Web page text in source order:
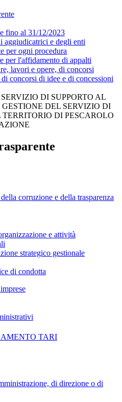
fino al 31/12/2023
aggiudicatrici e degli enti
per ogni procedura
per l'affidamento di appalti
lavori e opere, di concorsi
concorsi di idee e di concessioni
DI SUPPORTO AL
DEL SERVIZIO DI
DI PESCAROLO
corruzione e della trasparenza
e attività
strategico gestionale
di condotta
TARI
di direzione o di